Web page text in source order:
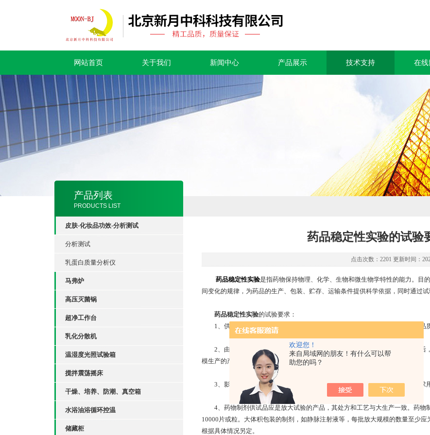
欢迎您！
来自局域网的朋友！有什么可以帮
助您的吗？
网站首页 关于我们 新闻中心 产品展示 技术支持 在线
产品列表
PRODUCTS LIST
皮肤-化妆品功效-分析测试
分析测试
乳蛋白质量分析仪
马弗炉
高压灭菌锅
超净工作台
乳化分散机
温湿度光照试验箱
搅拌震荡摇床
干燥、培养、防潮、真空箱
水浴油浴循环控温
储藏柜
药品稳定性实验的试验
点击次数：2201 更新时间：
药品稳定性实验是指药物保持物理、化学、生物和微生物学特性的能力。目
间变化的规律，为药品的生产、包装、贮存、运输条件提供科学依据，同时通过试
药品稳定性实验的试验要求：
1、供试品的质量标准应与临床前研究及临床试验和规模生产所使用的供试品质
2、由于放大试验比规模生产的数量要小，故药品注册申请人应在获得批准后
模生产的产品仍需进行加速与长期稳定性试验。
3、影响因素试验用供试品进行（原料药或制剂）。加速试验与长期试验要求用
4、药物制剂供试品应是放大试验的产品，其处方和工艺与大生产一致。药物
10000片或粒。大体积包装的制剂，如静脉注射液等，每批放大规模的数量至少
根据具体情况另定。